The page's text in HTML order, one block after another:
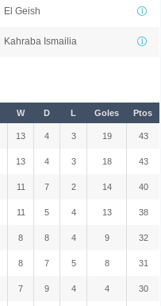
El Geish
Kahraba Ismailia
W D L Goles Ptos
13 4 3 19 43
13 4 3 18 43
11 7 2 14 40
11 5 4 13 38
8 8 4 9 32
8 7 5 8 31
7 9 4 4 30